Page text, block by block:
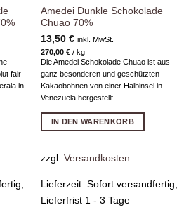
fair
in
Amedei Dunkle Schokolade
Chuao 70%
13,50 € inkl. MwSt.
270,00 €/ kg
Die Amedei Schokolade Chuao ist aus
ganz besonderen und geschützten
Kakaobohnen von einer Halbinsel in
Venezuela hergestellt
IN DEN WARENKORB
zzgl. Versandkosten
Lieferzeit: Sofort versandfertig,
Lieferfrist 1 - 3 Tage